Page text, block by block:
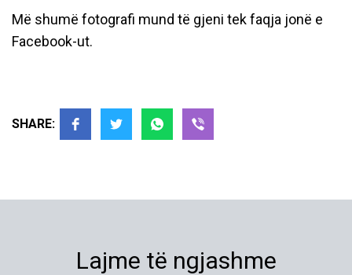
Më shumë fotografi mund të gjeni tek faqja jonë e
Facebook-ut.
SHARE:
Lajme të ngjashme